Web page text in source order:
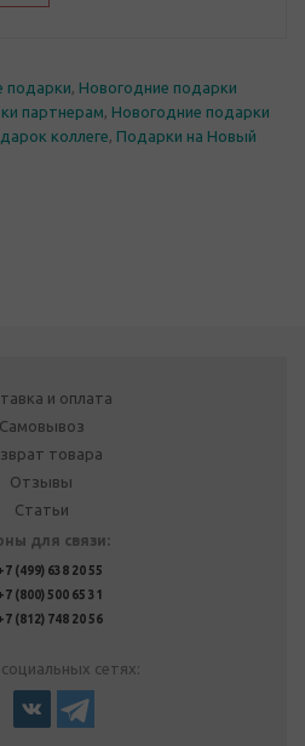
подарки, Новогодние подарки
партнерам, Новогодние подарки
коллеге, Подарки на Новый
и оплата
Самовывоз
товара
Отзывы
Статьи
для связи:
(499) 638 20 55
(800) 500 65 31
(812) 748 20 56
сетях: